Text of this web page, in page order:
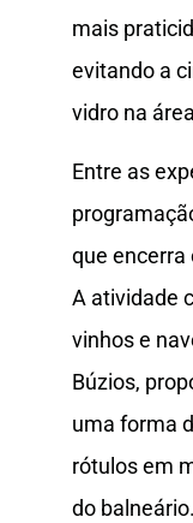
mais
evitando a
vidro na
Entre as
que encerra
A atividade
vinhos e
Búzios,
uma forma
rótulos em
do balneário.